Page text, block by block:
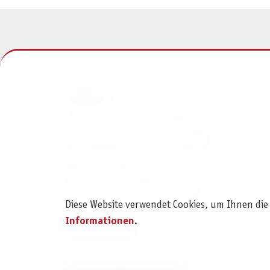
+49 6031 72170
Diese Website verwendet Cookies, um Ihnen
Informationen.